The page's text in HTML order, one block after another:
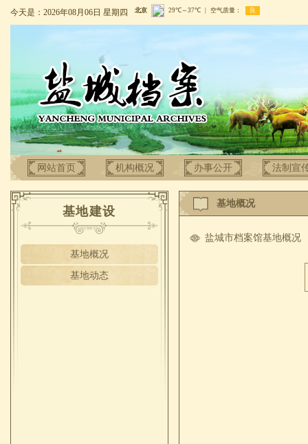
今天是：2026年08月06日 星期四
网站首页 机构概况 办事公开 法制宣
基地建设
基地概况
基地动态
基地概况
盐城市档案馆基地概况